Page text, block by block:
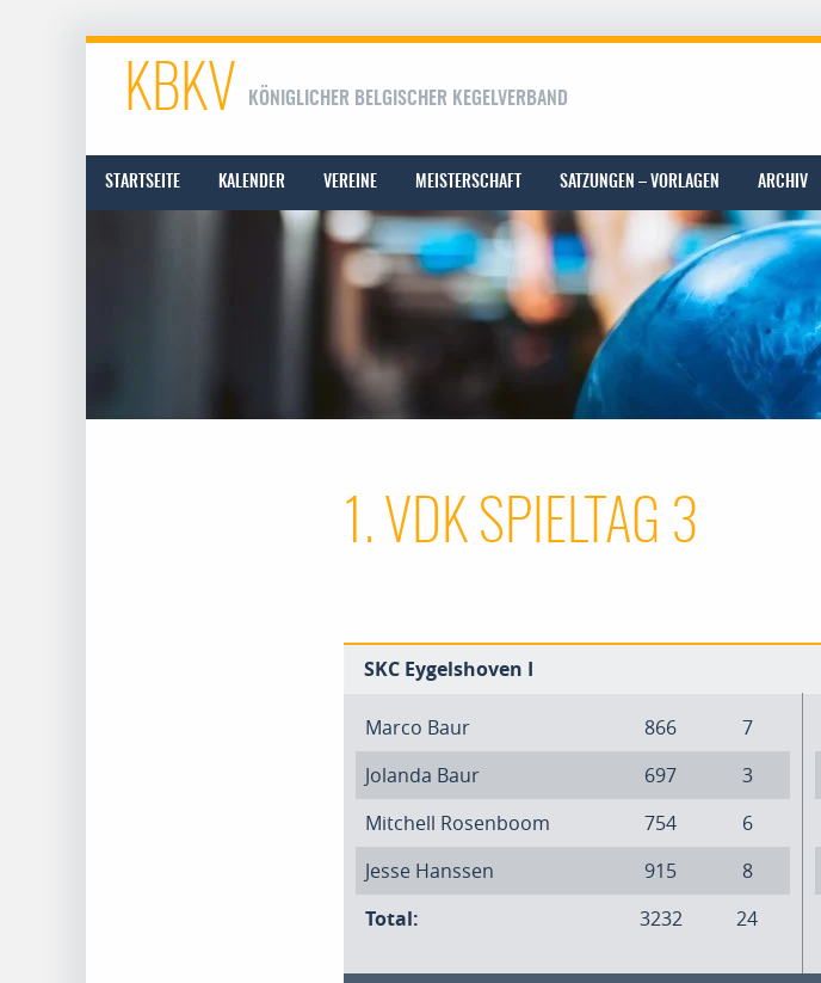
KBKV KÖNIGLICHER BELGISCHER KEGELVERBAND
STARTSEITE KALENDER VEREINE MEISTERSCHAFT SATZUNGEN – VORLAGEN ARCHIV
1. VDK SPIELTAG 3
SKC Eygelshoven I
Marco Baur 866
7
Jolanda Baur
697
3
Mitchell Rosenboom
754
6
Jesse Hanssen
915
8
Total:
3232 24